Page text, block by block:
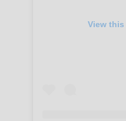
View